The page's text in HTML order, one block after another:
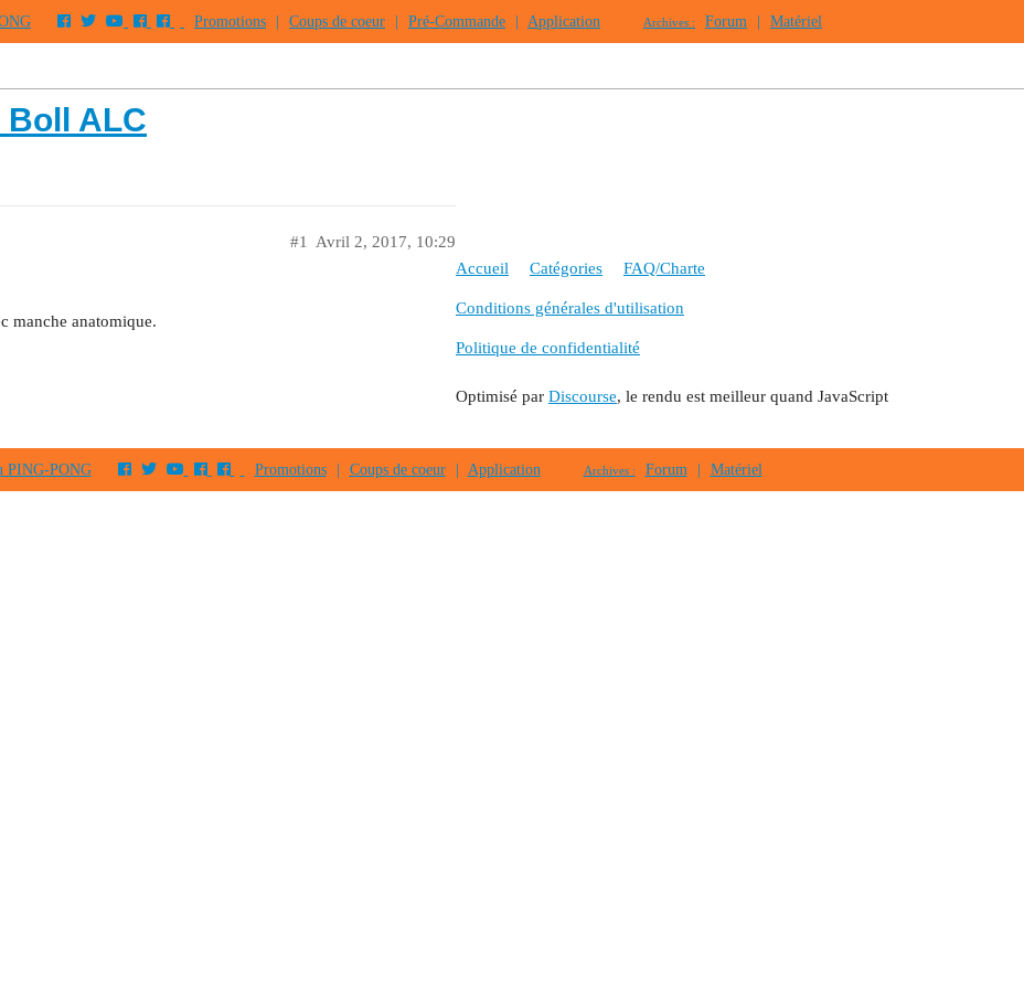
Promotions Coups de coeur Pré-Commande Application Archives : Forum Matériel
ALC
Avril 2, 2017, 10:29
#1
manche anatomique.
Accueil Catégories FAQ/Charte
Conditions générales d'utilisation
Politique de confidentialité
Optimisé par Discourse, le rendu est meilleur quand JavaScript
PING-PONG Promotions | Coups de coeur | Application Archives : Forum | Matériel